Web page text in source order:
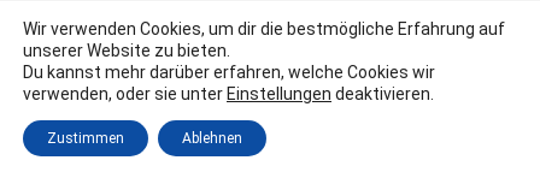
IMPRESSUM
DATENSCHUTZERKLÄRUNG
Erstellt mitWordPress
Wir verwenden Cookies, um dir die bestmögliche Erfahrung auf
unserer Website zu bieten.
Du kannst mehr darüber erfahren, welche Cookies wir
verwenden, oder sie unter Einstellungen deaktivieren.
Zustimmen Ablehnen